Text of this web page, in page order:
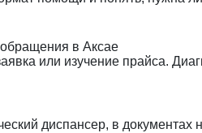
в Аксае
или изучение прайса.
диспансер, в документах